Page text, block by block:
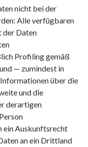
nicht bei der
Alle verfügbaren
der Daten
Profiling gemäß
— zumindest in
über die
und die
derartigen
ein Auskunftsrecht
an ein Drittland